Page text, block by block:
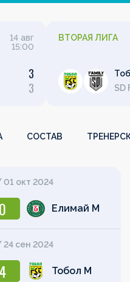
14 авг
15:00
3
3
ВТОРАЯ ЛИГА
SD
СОСТАВ
01 окт 2024
0 Елимай М
24 сен 2024
4 Тобол М